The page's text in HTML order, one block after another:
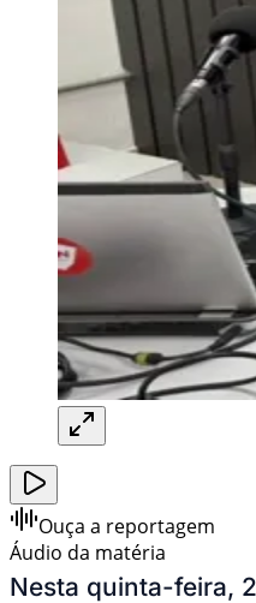
Ouça a reportagem
Áudio da matéria
Nesta quinta-feira,